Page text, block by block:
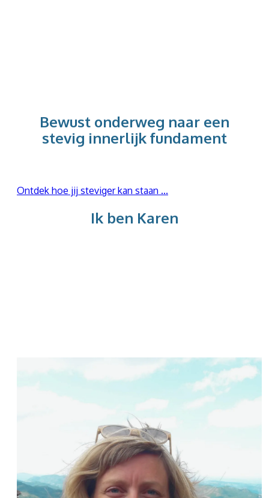
Bewust onderweg naar een
stevig innerlijk fundament
Ontdek hoe jij steviger kan staan ...
Ik ben Karen